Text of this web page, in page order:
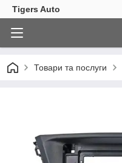
Tigers Auto
Товари та послуги